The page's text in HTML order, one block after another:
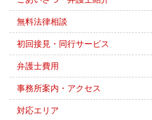
無料法律相談
初回接見・同行サービス
弁護士費用
事務所案内・アクセス
対応エリア